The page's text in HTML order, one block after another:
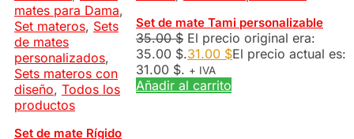
mates para Dama,
Set materos, Sets
de mates
personalizados,
Sets materos con
diseño, Todos los
productos
Set de mate Rígido
Set de mate Tami personalizable
35.00$ El precio original era:
35.00 $.31.00 $El precio actual es:
31.00 $. + IVA
Añadir al carrito